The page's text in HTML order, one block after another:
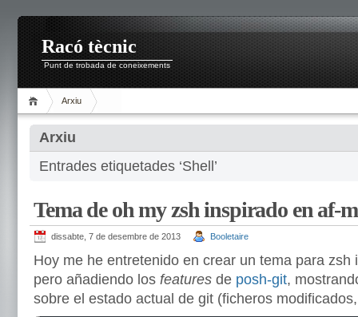
Racó tècnic
Punt de trobada de coneixements
Arxiu
Arxiu
Entrades etiquetades ‘Shell’
Tema de oh my zsh inspirado en af-
dissabte, 7 de desembre de 2013 Booletaire
Hoy me he entretenido en crear un tema para
pero añadiendo los features de posh-git,
sobre el estado actual de git (ficheros